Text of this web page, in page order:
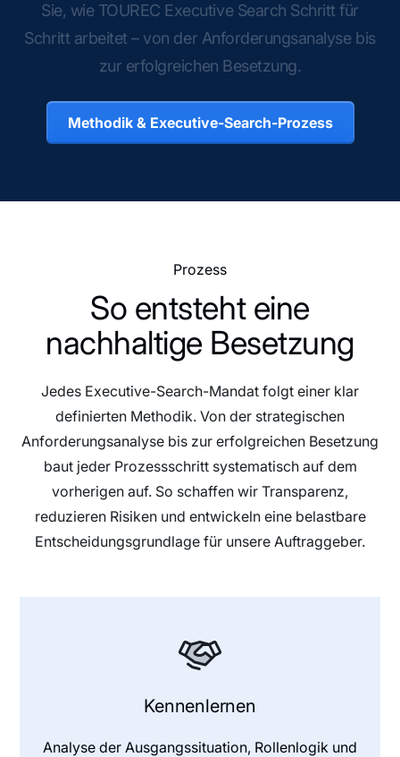
Sie, wie TOUREC Executive Search Schritt für
Schritt arbeitet – von der Anforderungsanalyse bis
zur erfolgreichen Besetzung.
Methodik & Executive-Search-Prozess
Prozess
So entsteht eine
nachhaltige Besetzung
Jedes Executive-Search-Mandat folgt einer klar
definierten Methodik. Von der strategischen
Anforderungsanalyse bis zur erfolgreichen Besetzung
baut jeder Prozessschritt systematisch auf dem
vorherigen auf. So schaffen wir Transparenz,
reduzieren Risiken und entwickeln eine belastbare
Entscheidungsgrundlage für unsere Auftraggeber.
Kennenlernen
Analyse der Ausgangssituation, Rollenlogik und